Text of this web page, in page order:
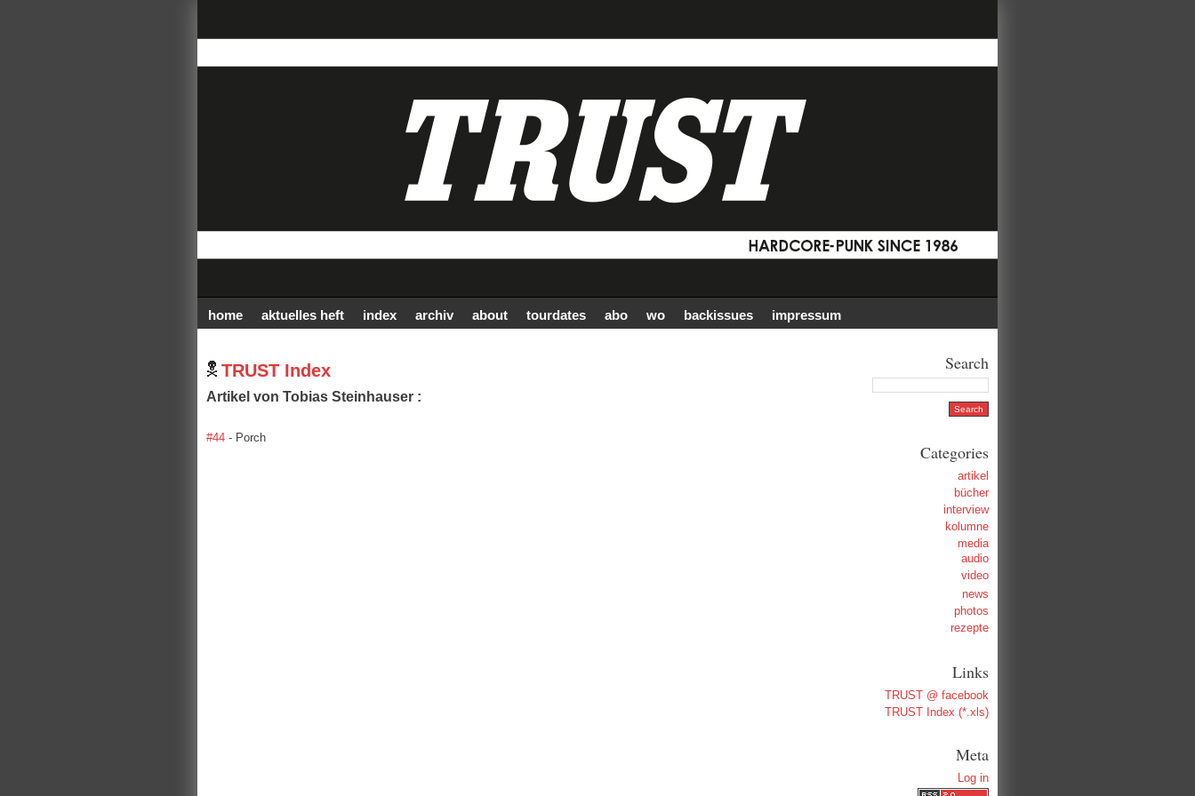
home aktuelles heft index archiv about tourdates abo wo backissues impressum
TRUST Index
Artikel von Tobias Steinhauser :
#44 - Porch
Search
Categories
artikel
bücher
interview
kolumne
media
audio
video
news
photos
rezepte
Links
TRUST @ facebook
TRUST Index (*.xls)
Meta
Log in